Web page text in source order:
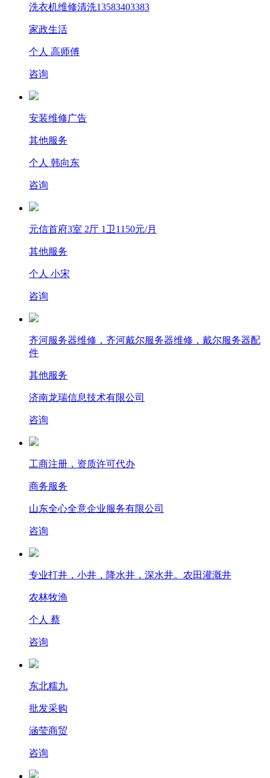
洗衣机维修清洗13583403383
家政生活
个人 高师傅
咨询
安装维修广告
其他服务
个人 韩向东
咨询
元信首府3室 2厅 1卫1150元/月
其他服务
个人 小宋
咨询
齐河服务器维修，齐河戴尔服务器维修，戴尔服务器配
件
其他服务
济南龙瑞信息技术有限公司
咨询
工商注册，资质许可代办
商务服务
山东全心全意企业服务有限公司
咨询
专业打井，小井，降水井，深水井。农田灌溉井
农林牧渔
个人 蔡
咨询
东北糯九
批发采购
涵莹商贸
咨询